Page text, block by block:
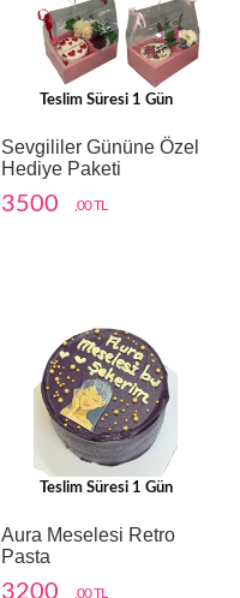
Teslim Süresi 1 Gün
Sevgililer Gününe Özel
Hediye Paketi
3500 ,00 TL
Teslim Süresi 1 Gün
Aura Meselesi Retro
Pasta
3200 ,00 TL